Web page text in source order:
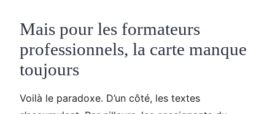
Mais pour les formateurs
professionnels, la carte manque
toujours
Voilà le paradoxe. D’un côté, les textes